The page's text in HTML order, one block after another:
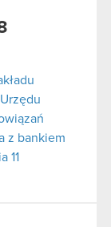
z bankiem
11